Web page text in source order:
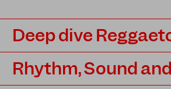
Deep dive
Rhythm, Sound